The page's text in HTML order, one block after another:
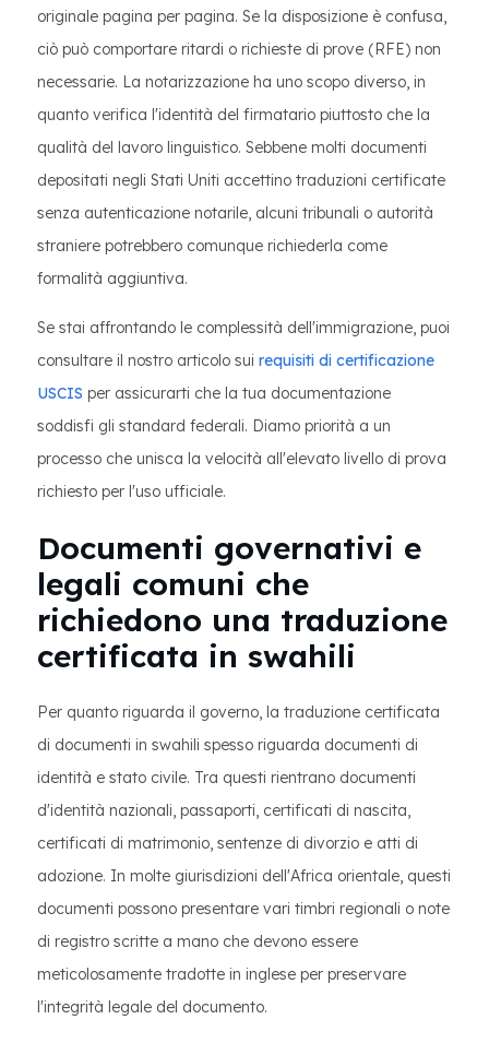
originale pagina per pagina. Se la disposizione è confusa,
ciò può comportare ritardi o richieste di prove (RFE) non
necessarie. La notarizzazione ha uno scopo diverso, in
quanto verifica l'identità del firmatario piuttosto che la
qualità del lavoro linguistico. Sebbene molti documenti
depositati negli Stati Uniti accettino traduzioni certificate
senza autenticazione notarile, alcuni tribunali o autorità
straniere potrebbero comunque richiederla come
formalità aggiuntiva.
Se stai affrontando le complessità dell'immigrazione, puoi
consultare il nostro articolo sui requisiti di certificazione
USCIS per assicurarti che la tua documentazione
soddisfi gli standard federali. Diamo priorità a un
processo che unisca la velocità all'elevato livello di prova
richiesto per l'uso ufficiale.
Documenti governativi e
legali comuni che
richiedono una traduzione
certificata in swahili
Per quanto riguarda il governo, la traduzione certificata
di documenti in swahili spesso riguarda documenti di
identità e stato civile. Tra questi rientrano documenti
d'identità nazionali, passaporti, certificati di nascita,
certificati di matrimonio, sentenze di divorzio e atti di
adozione. In molte giurisdizioni dell'Africa orientale, questi
documenti possono presentare vari timbri regionali o note
di registro scritte a mano che devono essere
meticolosamente tradotte in inglese per preservare
l'integrità legale del documento.